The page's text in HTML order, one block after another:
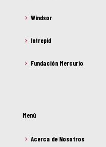
Windsor
Intrepid
Fundación Mercurio
Menú
Acerca de Nosotros